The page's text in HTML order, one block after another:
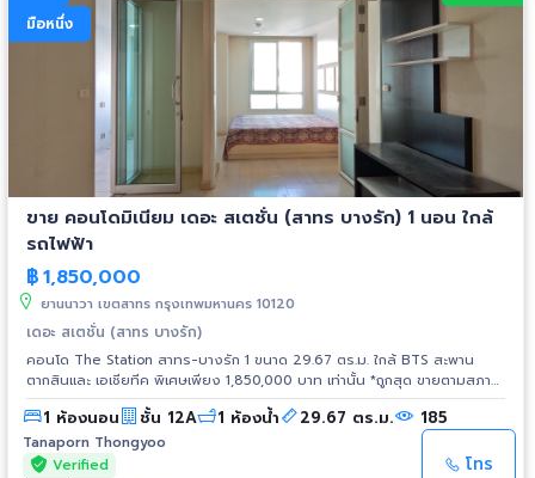
มือหนึ่ง
ขาย คอนโดมิเนียม เดอะ สเตชั่น (สาทร บางรัก) 1 นอน ใกล้
รถไฟฟ้า
฿1,850,000
ยานนาวา เขตสาทร กรุงเทพมหานคร 10120
เดอะ สเตชั่น (สาทร บางรัก)
คอนโด The Station สาทร-บางรัก 1 ขนาด 29.67 ตร.ม. ใกล้ BTS สะพาน
ตากสินและ เอเชียทีค พิเศษเพียง 1,850,000 บาท เท่านั้น *ถูกสุด ขายตามสภาพ
ต่อรองได้อีก • ขนาดพื้นที่ 29.67 ตร.ม. • 1 นอน 1 ห้องน้ำ • ห้องกั้นเป็นสัดส่วน
วิวเมือง • ชั้น 12A • ทิศตะวันออก สถานที่ใกล้เคียง - Central บางรัก -
Asiatique The Riverfront - ใกล้ BTS สะพานตากสิน 800 เมตร *สอบถาม
เพิ่มเติม | นัดชมห้อง* 📞โทร 096 964 5474 💬 Line ID : 096 964 5474
1 ห้องนอน ชั้น 12A 1 ห้องน้ำ 29.67 ตร.ม. 185
Tanaporn Thongyoo
Verified
โทร